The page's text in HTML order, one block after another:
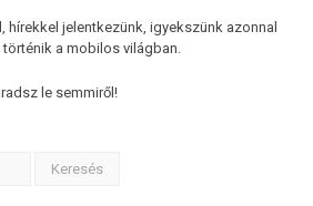
jelentkezünk, igyekszünk azonnal
a mobilos világban.
le semmiről!